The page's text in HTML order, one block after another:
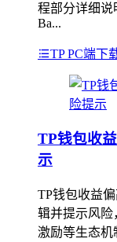
程部分详细说
Ba...
TP PC端下
TP钱包收
示
TP钱包收益
辑并提示风险
激励等生态机